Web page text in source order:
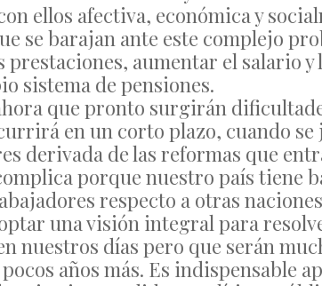
ellos afectiva, económica y
se barajan ante este complejo
aumentar el salario
sistema de pensiones.
que pronto surgirán
en un corto plazo, cuando
derivada de las reformas que
porque nuestro país tiene
respecto a otras
una visión integral para
nuestros días pero que serán
años más. Es indispensable